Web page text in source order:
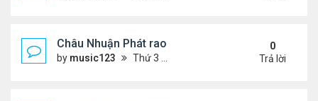
Châu Nhuận Phát rao bán tài sản
by music123 Thứ 3 Tháng 8 04, 2026 5:36 pm
0
Trả lời